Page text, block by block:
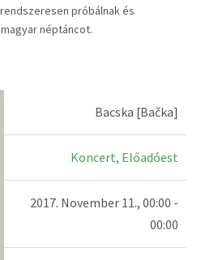
próbálnak és
néptáncot.
Bacska [Bačka]
Koncert, Előadóest
2017. November 11., 00:00 -
00:00